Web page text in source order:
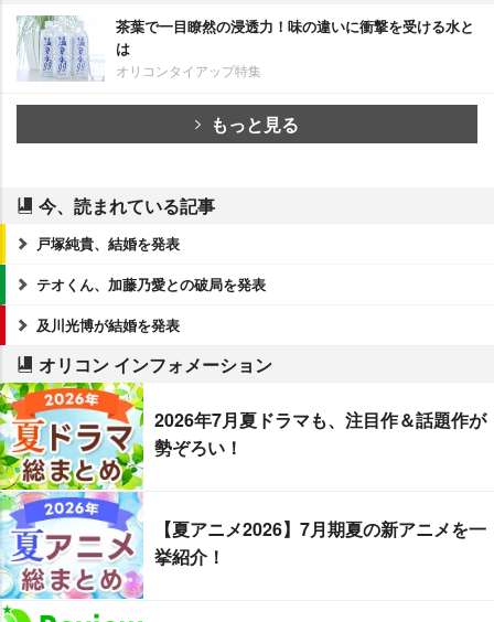
茶葉で一目瞭然の浸透力！味の違いに衝撃を受ける水と
は
オリコンタイアップ特集
もっと見る
今、読まれている記事
戸塚純貴、結婚を発表
テオくん、加藤乃愛との破局を発表
及川光博が結婚を発表
オリコン インフォメーション
2026年7月夏ドラマも、注目作＆話題作が
勢ぞろい！
【夏アニメ2026】7月期夏の新アニメを一
挙紹介！